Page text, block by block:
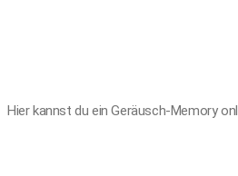
Hier kannst du ein Geräusch-Memory